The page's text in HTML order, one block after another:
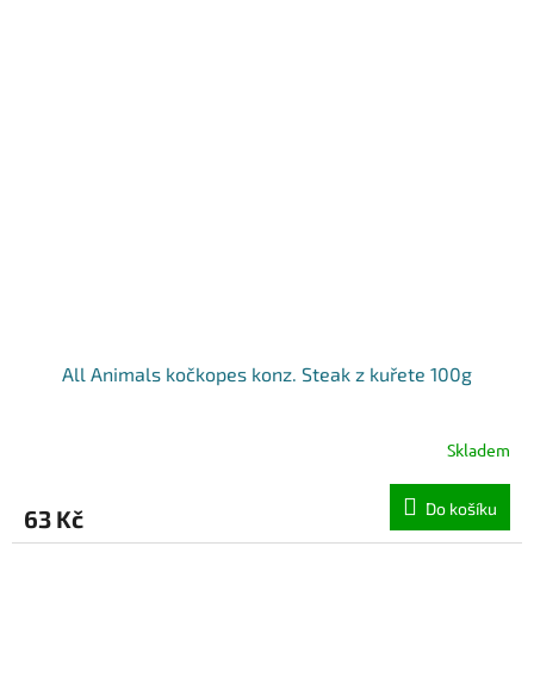
All Animals kočkopes konz. Steak z kuřete 100g
Skladem
63 Kč Do košíku